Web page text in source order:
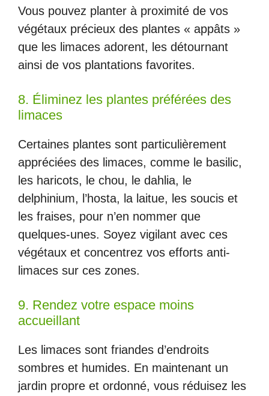
Vous pouvez planter à proximité de vos
végétaux précieux des plantes « appâts »
que les limaces adorent, les détournant
ainsi de vos plantations favorites.
8. Éliminez les plantes préférées des
limaces
Certaines plantes sont particulièrement
appréciées des limaces, comme le basilic,
les haricots, le chou, le dahlia, le
delphinium, l’hosta, la laitue, les soucis et
les fraises, pour n’en nommer que
quelques-unes. Soyez vigilant avec ces
végétaux et concentrez vos efforts anti-
limaces sur ces zones.
9. Rendez votre espace moins
accueillant
Les limaces sont friandes d’endroits
sombres et humides. En maintenant un
jardin propre et ordonné, vous réduisez les